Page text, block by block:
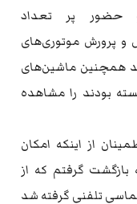
حضور پر تعداد
پرورش موتوری‌های
همچنین ماشین‌های
بودند را مشاهده
از اینکه امکان
گرفتم که از
تلفنی گرفته شد